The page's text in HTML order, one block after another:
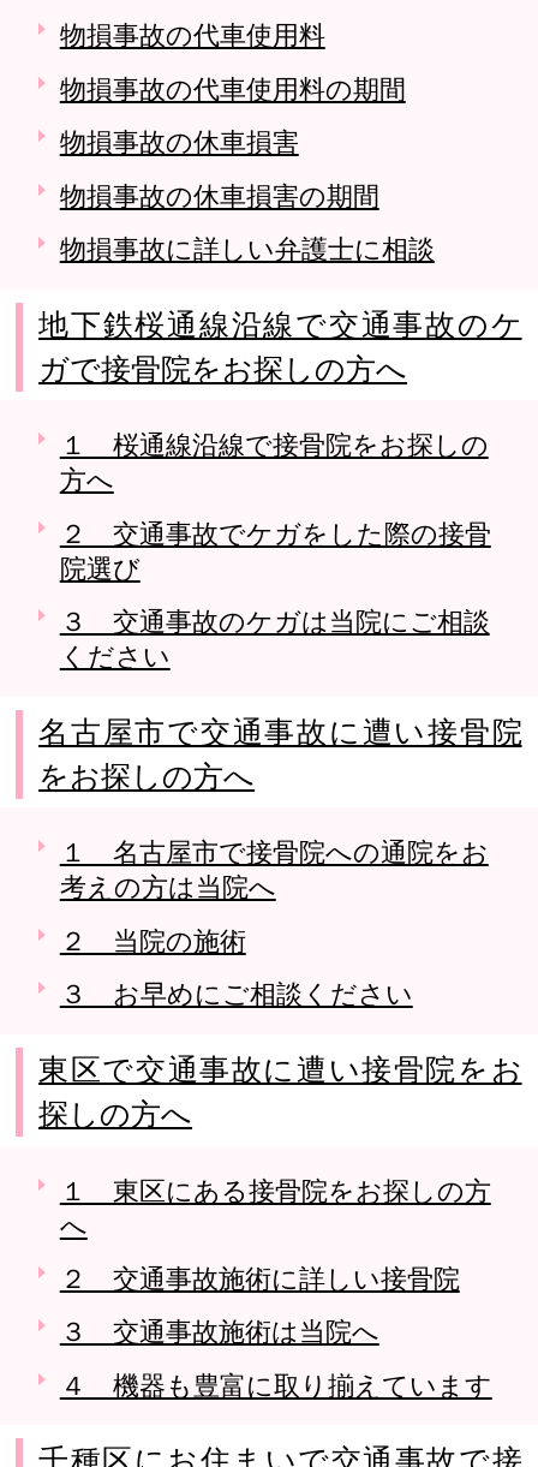
物損事故の代車使用料
物損事故の代車使用料の期間
物損事故の休車損害
物損事故の休車損害の期間
物損事故に詳しい弁護士に相談
地下鉄桜通線沿線で交通事故のケ
ガで接骨院をお探しの方へ
１ 桜通線沿線で接骨院をお探しの
方へ
２ 交通事故でケガをした際の接骨
院選び
３ 交通事故のケガは当院にご相談
ください
名古屋市で交通事故に遭い接骨院
をお探しの方へ
１ 名古屋市で接骨院への通院をお
考えの方は当院へ
２ 当院の施術
３ お早めにご相談ください
東区で交通事故に遭い接骨院をお
探しの方へ
１ 東区にある接骨院をお探しの方
へ
２ 交通事故施術に詳しい接骨院
３ 交通事故施術は当院へ
４ 機器も豊富に取り揃えています